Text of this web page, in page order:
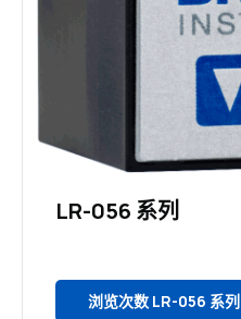
LR-056 系列
浏览次数 LR-056 系列